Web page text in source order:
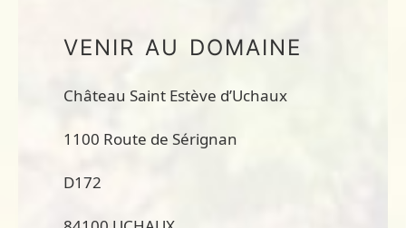
VENIR AU DOMAINE
​Château Saint Estève d’Uchaux
1100 Route de Sérignan
D172